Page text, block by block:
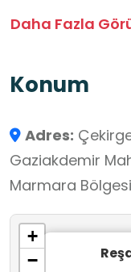
olarak
Daha Fazla
Konum
Adres:
Gaziakdemir
Marmara
+
−